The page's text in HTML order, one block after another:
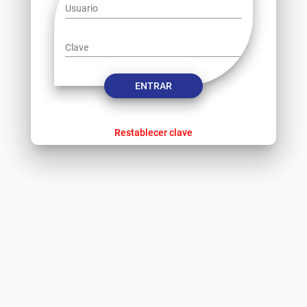
Usuario
Clave
ENTRAR
Restablecer clave